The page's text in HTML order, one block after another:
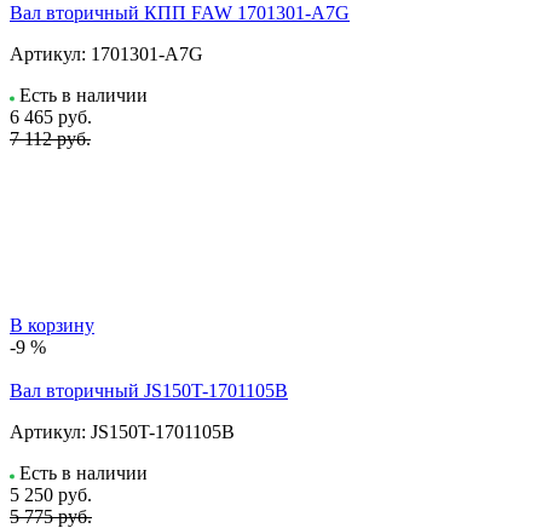
Вал вторичный КПП FAW 1701301-A7G
Артикул: 1701301-A7G
Есть в наличии
6 465 руб.
7 112 руб.
В корзину
-9 %
Вал вторичный JS150T-1701105B
Артикул: JS150T-1701105B
Есть в наличии
5 250 руб.
5 775 руб.